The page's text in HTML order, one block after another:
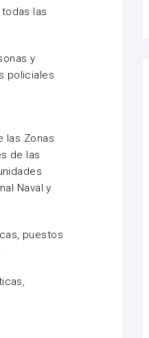
las
y
policiales
las Zonas
de las
Naval y
puestos